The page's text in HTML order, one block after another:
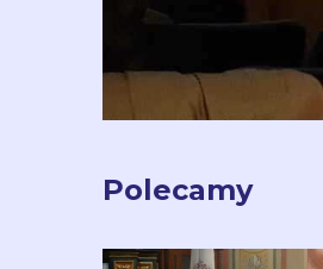
Polecamy